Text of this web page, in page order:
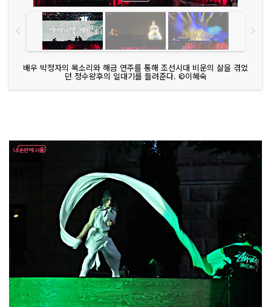
배우 박정자의 목소리와 해금 연주를 통해 조선시대 비운의 삶을 겪었
던 정수왕후의 일대기를 들려준다. ©이혜숙